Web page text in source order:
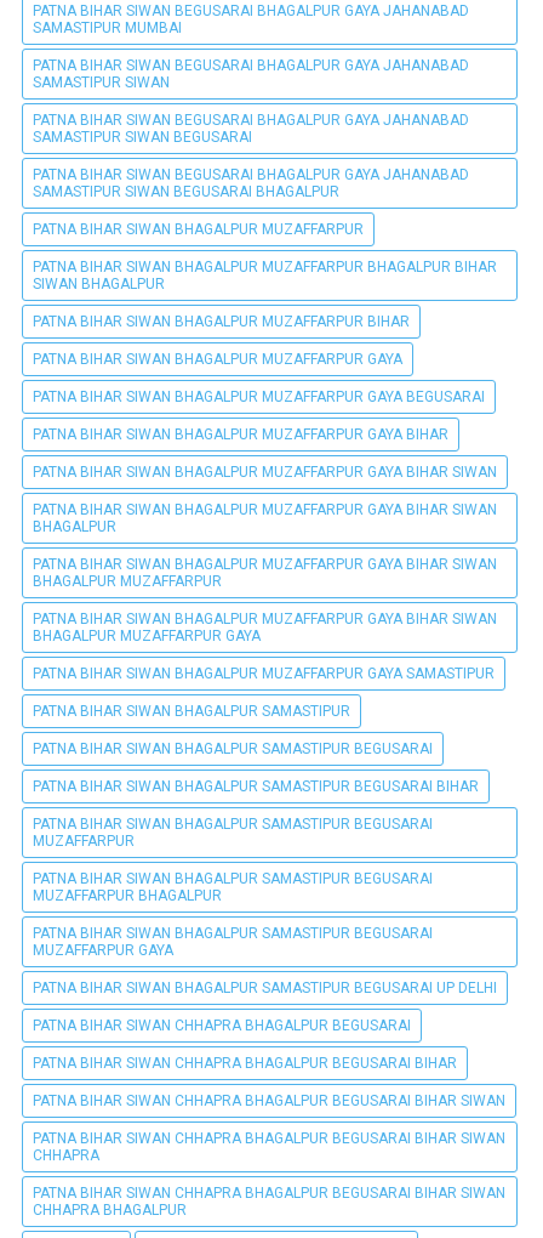
PATNA BIHAR SIWAN BEGUSARAI BHAGALPUR GAYA JAHANABAD
SAMASTIPUR MUMBAI
PATNA BIHAR SIWAN BEGUSARAI BHAGALPUR GAYA JAHANABAD
SAMASTIPUR SIWAN
PATNA BIHAR SIWAN BEGUSARAI BHAGALPUR GAYA JAHANABAD
SAMASTIPUR SIWAN BEGUSARAI
PATNA BIHAR SIWAN BEGUSARAI BHAGALPUR GAYA JAHANABAD
SAMASTIPUR SIWAN BEGUSARAI BHAGALPUR
PATNA BIHAR SIWAN BHAGALPUR MUZAFFARPUR
PATNA BIHAR SIWAN BHAGALPUR MUZAFFARPUR BHAGALPUR BIHAR
SIWAN BHAGALPUR
PATNA BIHAR SIWAN BHAGALPUR MUZAFFARPUR BIHAR
PATNA BIHAR SIWAN BHAGALPUR MUZAFFARPUR GAYA
PATNA BIHAR SIWAN BHAGALPUR MUZAFFARPUR GAYA BEGUSARAI
PATNA BIHAR SIWAN BHAGALPUR MUZAFFARPUR GAYA BIHAR
PATNA BIHAR SIWAN BHAGALPUR MUZAFFARPUR GAYA BIHAR SIWAN
PATNA BIHAR SIWAN BHAGALPUR MUZAFFARPUR GAYA BIHAR SIWAN
BHAGALPUR
PATNA BIHAR SIWAN BHAGALPUR MUZAFFARPUR GAYA BIHAR SIWAN
BHAGALPUR MUZAFFARPUR
PATNA BIHAR SIWAN BHAGALPUR MUZAFFARPUR GAYA BIHAR SIWAN
BHAGALPUR MUZAFFARPUR GAYA
PATNA BIHAR SIWAN BHAGALPUR MUZAFFARPUR GAYA SAMASTIPUR
PATNA BIHAR SIWAN BHAGALPUR SAMASTIPUR
PATNA BIHAR SIWAN BHAGALPUR SAMASTIPUR BEGUSARAI
PATNA BIHAR SIWAN BHAGALPUR SAMASTIPUR BEGUSARAI BIHAR
PATNA BIHAR SIWAN BHAGALPUR SAMASTIPUR BEGUSARAI
MUZAFFARPUR
PATNA BIHAR SIWAN BHAGALPUR SAMASTIPUR BEGUSARAI
MUZAFFARPUR BHAGALPUR
PATNA BIHAR SIWAN BHAGALPUR SAMASTIPUR BEGUSARAI
MUZAFFARPUR GAYA
PATNA BIHAR SIWAN BHAGALPUR SAMASTIPUR BEGUSARAI UP DELHI
PATNA BIHAR SIWAN CHHAPRA BHAGALPUR BEGUSARAI
PATNA BIHAR SIWAN CHHAPRA BHAGALPUR BEGUSARAI BIHAR
PATNA BIHAR SIWAN CHHAPRA BHAGALPUR BEGUSARAI BIHAR SIWAN
PATNA BIHAR SIWAN CHHAPRA BHAGALPUR BEGUSARAI BIHAR SIWAN
CHHAPRA
PATNA BIHAR SIWAN CHHAPRA BHAGALPUR BEGUSARAI BIHAR SIWAN
CHHAPRA BHAGALPUR